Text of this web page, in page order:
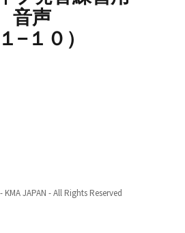
音声
１−１０）
JAPAN - All Rights Reserved